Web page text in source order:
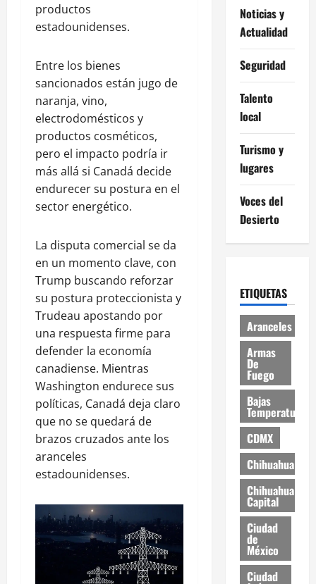
productos
estadounidenses.
Entre los bienes
sancionados están jugo de
naranja, vino,
electrodomésticos y
productos cosméticos,
pero el impacto podría ir
más allá si Canadá decide
endurecer su postura en el
sector energético.
La disputa comercial se da
en un momento clave, con
Trump buscando reforzar
su postura proteccionista y
Trudeau apostando por
una respuesta firme para
defender la economía
canadiense. Mientras
Washington endurece sus
políticas, Canadá deja claro
que no se quedará de
brazos cruzados ante los
aranceles
estadounidenses.
Noticias y
Actualidad
Seguridad
Talento
local
Turismo y
lugares
Voces del
Desierto
ETIQUETAS
Aranceles
Armas
De
Fuego
Bajas
Temperaturas
CDMX
Chihuahua
Chihuahua
Capital
Ciudad
de
México
Ciudad